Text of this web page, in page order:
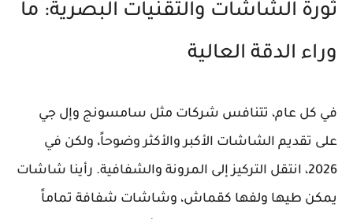
ثورة الشاشات والتقنيات البصرية: ما
وراء الدقة العالية
في كل عام، تتنافس شركات مثل سامسونج وإل جي
على تقديم الشاشات الأكبر والأكثر وضوحاً، ولكن في
2026، انتقل التركيز إلى المرونة والشفافية. رأينا شاشات
يمكن طيها ولفها كقماش، وشاشات شفافة تماماً